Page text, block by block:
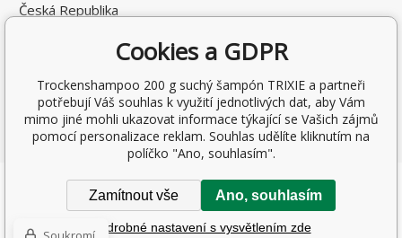
Česká Republika
DIČ: CZ7405265549
Copyright © 2026 Rostislav Hňátek
Všechna práva vyhrazena.
Cookies a GDPR
Trockenshampoo 200 g suchý šampón TRIXIE a partneři
potřebují Váš souhlas k využití jednotlivých dat, aby Vám
mimo jiné mohli ukazovat informace týkající se Vašich zájmů
pomocí personalizace reklam. Souhlas udělíte kliknutím na
políčko "Ano, souhlasím".
Zamítnout vše Ano, souhlasím
Podrobné nastavení s vysvětlením zde